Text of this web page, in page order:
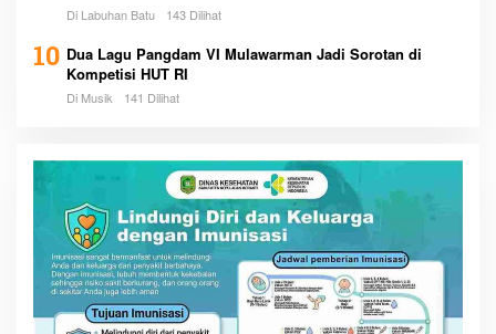
Di Labuhan Batu 143 Dilihat
10 Dua Lagu Pangdam VI Mulawarman Jadi Sorotan di
Kompetisi HUT RI
Di Musik 141 Dilihat